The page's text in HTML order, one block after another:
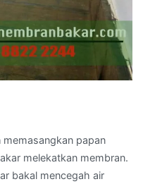
memasangkan papan
melekatkan membran.
bakal mencegah air